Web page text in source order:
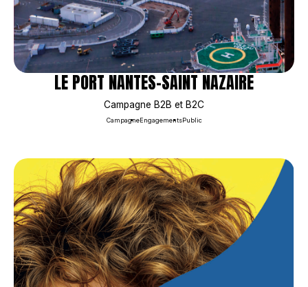
LE PORT NANTES-SAINT NAZAIRE
Campagne B2B et B2C
CampagneEngagementsPublic